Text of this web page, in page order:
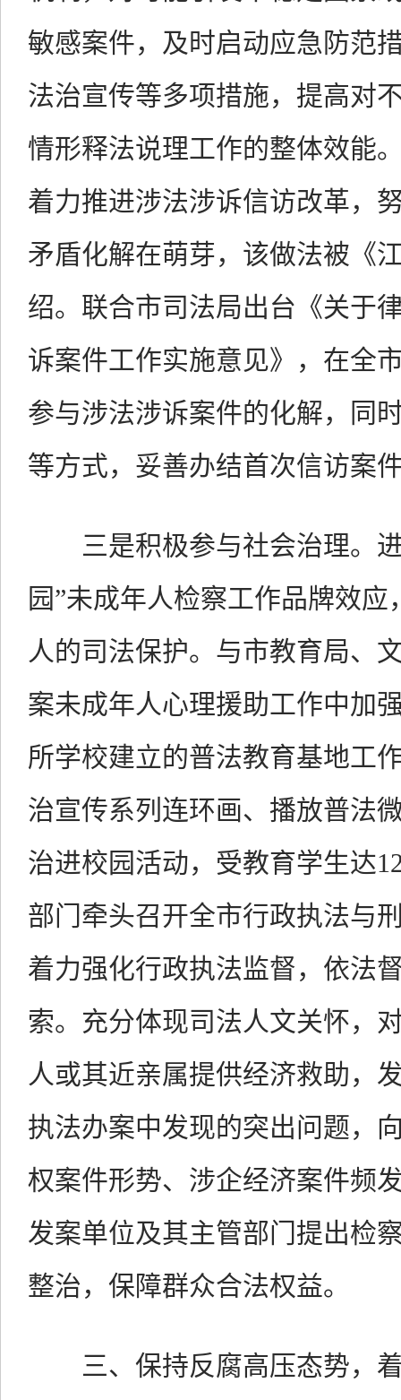
敏感案件，及时启动应急防范
法治宣传等多项措施，提高对
情形释法说理工作的整体效能
着力推进涉法涉诉信访改革，
矛盾化解在萌芽，该做法被《
绍。联合市司法局出台《关于
诉案件工作实施意见》，在全
参与涉法涉诉案件的化解，同
等方式，妥善办结首次信访案
三是积极参与社会治理。进
园”未成年人检察工作品牌效
人的司法保护。与市教育局、
案未成年人心理援助工作中加
所学校建立的普法教育基地工
治宣传系列连环画、播放普法
治进校园活动，受教育学生达
部门牵头召开全市行政执法与
着力强化行政执法监督，依法
索。充分体现司法人文关怀，
人或其近亲属提供经济救助，
执法办案中发现的突出问题，
权案件形势、涉企经济案件频
发案单位及其主管部门提出检
整治，保障群众合法权益。
三、保持反腐高压态势，着